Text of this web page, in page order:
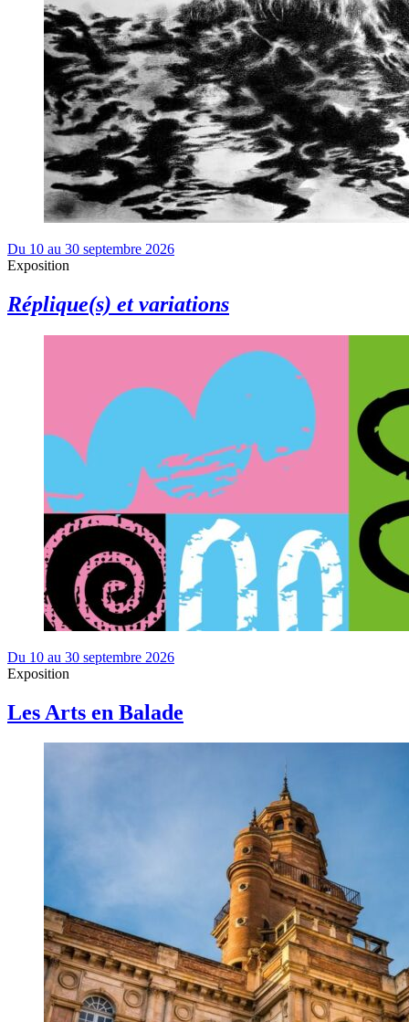
Du 10 au 30 septembre 2026
Exposition
Réplique(s) et variations
Du 10 au 30 septembre 2026
Exposition
Les Arts en Balade